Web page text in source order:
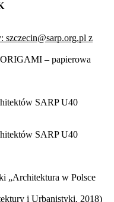
szczecin@sarp.org.pl z
– papierowa
SARP U40
SARP U40
„Architektura w Polsce
i Urbanistyki, 2018)